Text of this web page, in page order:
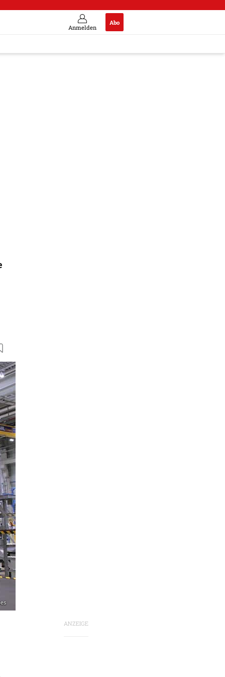
Anmelden
Abo
ANZEIGE